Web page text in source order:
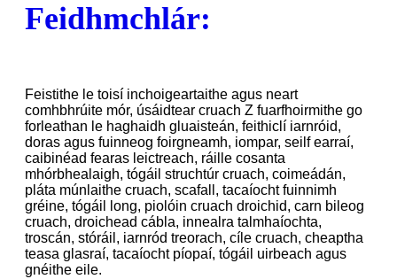
Feidhmchlár:
Feistithe le toisí inchoigeartaithe agus neart
comhbhrúite mór, úsáidtear cruach Z fuarfhoirmithe go
forleathan le haghaidh gluaisteán, feithiclí iarnróid,
doras agus fuinneog foirgneamh, iompar, seilf earraí,
caibinéad fearas leictreach, ráille cosanta
mhórbhealaigh, tógáil struchtúr cruach, coimeádán,
pláta múnlaithe cruach, scafall, tacaíocht fuinnimh
gréine, tógáil long, piolóin cruach droichid, carn bileog
cruach, droichead cábla, innealra talmhaíochta,
troscán, stóráil, iarnród treorach, cíle cruach, cheaptha
teasa glasraí, tacaíocht píopaí, tógáil uirbeach agus
gnéithe eile.